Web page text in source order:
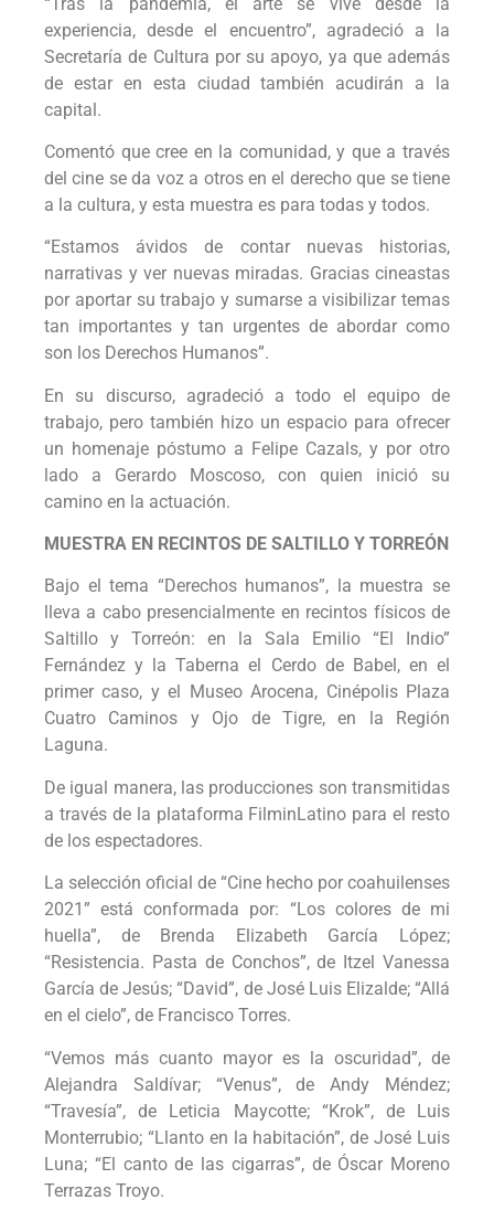
experiencia, desde el encuentro”, agradeció a la
Secretaría de Cultura por su apoyo, ya que además
de estar en esta ciudad también acudirán a la
capital.
Comentó que cree en la comunidad, y que a través
del cine se da voz a otros en el derecho que se tiene
a la cultura, y esta muestra es para todas y todos.
“Estamos ávidos de contar nuevas historias,
narrativas y ver nuevas miradas. Gracias cineastas
por aportar su trabajo y sumarse a visibilizar temas
tan importantes y tan urgentes de abordar como
son los Derechos Humanos”.
En su discurso, agradeció a todo el equipo de
trabajo, pero también hizo un espacio para ofrecer
un homenaje póstumo a Felipe Cazals, y por otro
lado a Gerardo Moscoso, con quien inició su
camino en la actuación.
MUESTRA EN RECINTOS DE SALTILLO Y TORREÓN
Bajo el tema “Derechos humanos”, la muestra se
lleva a cabo presencialmente en recintos físicos de
Saltillo y Torreón: en la Sala Emilio “El Indio”
Fernández y la Taberna el Cerdo de Babel, en el
primer caso, y el Museo Arocena, Cinépolis Plaza
Cuatro Caminos y Ojo de Tigre, en la Región
Laguna.
De igual manera, las producciones son transmitidas
a través de la plataforma FilminLatino para el resto
de los espectadores.
La selección oficial de “Cine hecho por coahuilenses
2021” está conformada por: “Los colores de mi
huella”, de Brenda Elizabeth García López;
“Resistencia. Pasta de Conchos”, de Itzel Vanessa
García de Jesús; “David”, de José Luis Elizalde; “Allá
en el cielo”, de Francisco Torres.
“Vemos más cuanto mayor es la oscuridad”, de
Alejandra Saldívar; “Venus”, de Andy Méndez;
“Travesía”, de Leticia Maycotte; “Krok”, de Luis
Monterrubio; “Llanto en la habitación”, de José Luis
Luna; “El canto de las cigarras”, de Óscar Moreno
Terrazas Troyo.